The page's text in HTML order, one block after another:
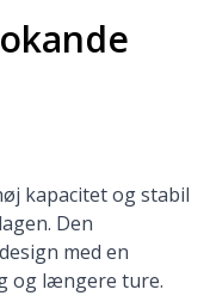
kapacitet og stabil
Den
med en
og længere ture.